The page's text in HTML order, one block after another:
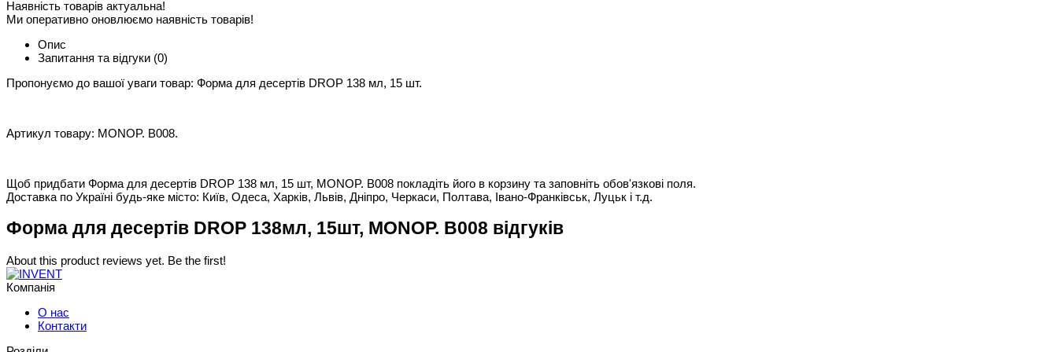
Наявність товарів актуальна!
Ми оперативно оновлюємо наявність товарів!
Опис
Запитання та відгуки (0)
Пропонуємо до вашої уваги товар: Форма для десертів DROP 138 мл, 15 шт.
Артикул товару: MONOP. B008.
Щоб придбати Форма для десертів DROP 138 мл, 15 шт, MONOP. B008 покладіть його в корзину та заповніть обов'язкові поля.
Доставка по Україні будь-яке місто: Київ, Одеса, Харків, Львів, Дніпро, Черкаси, Полтава, Івано-Франківськ, Луцьк і т.д.
Форма для десертів DROP 138мл, 15шт, MONOP. B008 відгуків
About this product reviews yet. Be the first!
Компанія
О нас
Контакти